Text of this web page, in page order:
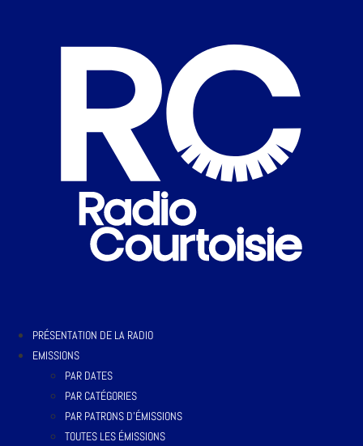
PRÉSENTATION DE LA RADIO
EMISSIONS
PAR DATES
PAR CATÉGORIES
PAR PATRONS D’ÉMISSIONS
TOUTES LES ÉMISSIONS